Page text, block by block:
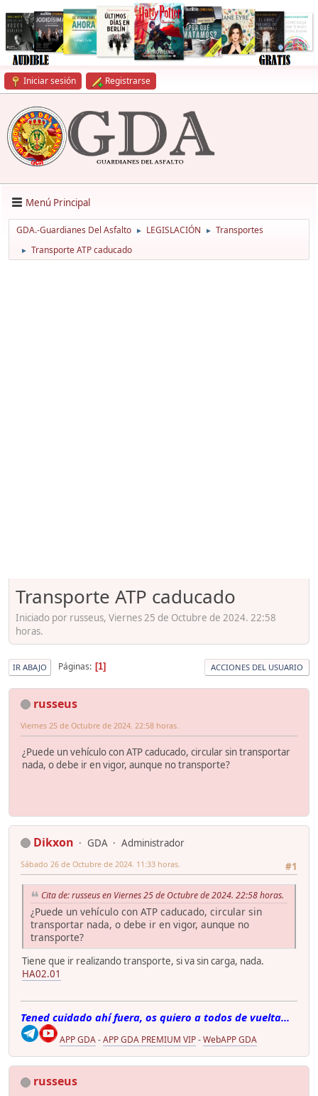
Iniciar sesión Registrarse
Menú Principal
GDA.-Guardianes Del Asfalto ► LEGISLACIÓN ► Transportes
► Transporte ATP caducado
Transporte ATP caducado
Iniciado por russeus, Viernes 25 de Octubre de 2024. 22:58
horas.
IR ABAJO Páginas 1 ACCIONES DEL USUARIO
russeus
Viernes 25 de Octubre de 2024. 22:58 horas.
¿Puede un vehículo con ATP caducado, circular sin transportar
nada, o debe ir en vigor, aunque no transporte?
Dikxon GDA
Administrador
#1
Sábado 26 de Octubre de 2024. 11:33 horas.
Cita de: russeus en Viernes 25 de Octubre de 2024. 22:58 horas.
¿Puede un vehículo con ATP caducado, circular sin
transportar nada, o debe ir en vigor, aunque no
transporte?
Tiene que ir realizando transporte, si va sin carga, nada.
HA02.01
Tened cuidado ahí fuera, os quiero a todos de vuelta...
APP GDA-APP GDA PREMIUM VIP-WebAPP GDA
russeus